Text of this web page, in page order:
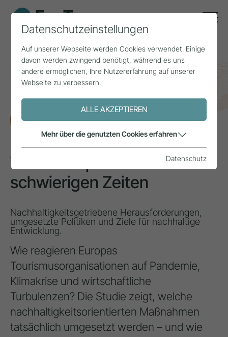
Home Themen
Nachhaltigkeit
Tourismuspolitik in schwierigen Zeiten
FORSCHUNG
Tourismuspolitik in
schwierigen Zeiten
Nachhaltigkeitsgetriebene Herausforderungen,
umgesetzte Politiken und Ziele für nachhaltige
Entwicklung.
Wie reagieren Europas
Tourismusorganisationen auf Pandemie,
Klimakrise und wirtschaftliche
Turbulenzen? Die Studie zeigt, welche
nachhaltigkeitsorientierten Maßnahmen
tatsächlich umgesetzt werden – und wie
Datenschutzeinstellungen
Auf unserer Webseite werden Cookies verwendet. Einige
davon werden zwingend benötigt, während es uns
andere ermöglichen, Ihre Nutzererfahrung auf unserer
Webseite zu verbessern.
ALLE AKZEPTIEREN
Mehr über die genutzten Cookies erfahren
Datenschutz